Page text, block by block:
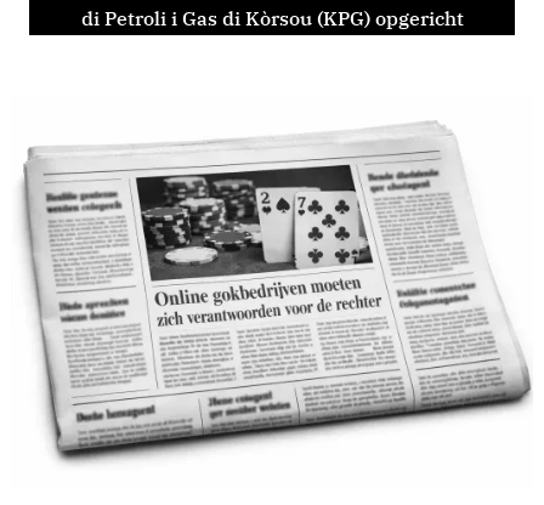
di Petroli i Gas di Kòrsou (KPG) opgericht